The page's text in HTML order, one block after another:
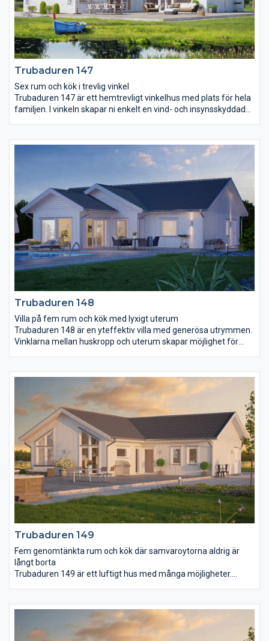
Trubaduren 147
Sex rum och kök i trevlig vinkel
Trubaduren 147 är ett hemtrevligt vinkelhus med plats för hela
familjen. I vinkeln skapar ni enkelt en vind- och insynsskyddad
stora fönsterpartier ut sig. Det formar sig smidigt runt köket
och skapar naturliga rum i rummet. I köket finns en bardisk som
bjuder in till vardagshäng och kvalitetstid med familjen. Badrum
och rum för klädvård ligger i anslutning till det stora
sovrummet. Ytterligare tre sovrum ligger intill ett stort allrum
med utgång till trädgården.
Trubaduren 148
Villa på fem rum och kök med lyxigt uterum
Trubaduren 148 är en yteffektiv villa med generösa utrymmen.
Vinklarna mellan huskropp och uterum skapar möjlighet för
möts du av ett stort vardagsrum i förlängningen av köket.
Dessa binds ihop med det volymskapande ryggåstaket. Master
bedroom har eget badrum och klädkammare vilket ytterligare
skapar en känsla av lyx. De två mindre sovrummen har också
en praktisk närhet till eget wc.
Trubaduren 149
Fem genomtänkta rum och kök där samvaroytorna aldrig är
långt borta
Trubaduren 149 är ett luftigt hus med många möjligheter.
och öppna tak skänker ljus och energi till hela familjen, en plats
att umgås och trivas på. Härifrån har ni ett stort helglasat
skjutparti som tar er ut till den vindskyddade uteplatsen.Köket